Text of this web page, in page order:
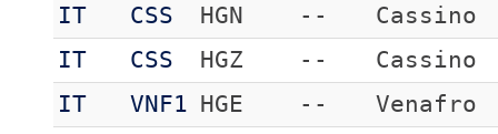
IT
CSS HGN --
Cassino
IT
CSS HGZ --
Cassino
IT
VNF1 HGE --
Venafro